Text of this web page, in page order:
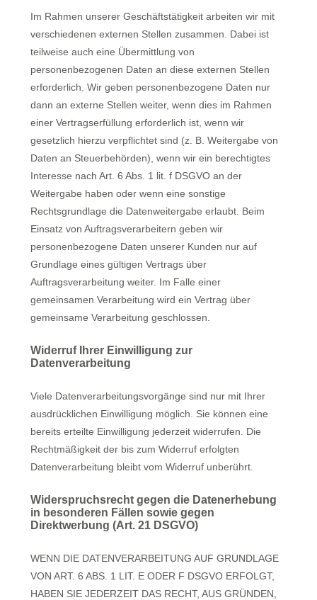
Im Rahmen unserer Geschäftstätigkeit arbeiten wir mit
verschiedenen externen Stellen zusammen. Dabei ist
teilweise auch eine Übermittlung von
personenbezogenen Daten an diese externen Stellen
erforderlich. Wir geben personenbezogene Daten nur
dann an externe Stellen weiter, wenn dies im Rahmen
einer Vertragserfüllung erforderlich ist, wenn wir
gesetzlich hierzu verpflichtet sind (z. B. Weitergabe von
Daten an Steuerbehörden), wenn wir ein berechtigtes
Interesse nach Art. 6 Abs. 1 lit. f DSGVO an der
Weitergabe haben oder wenn eine sonstige
Rechtsgrundlage die Datenweitergabe erlaubt. Beim
Einsatz von Auftragsverarbeitern geben wir
personenbezogene Daten unserer Kunden nur auf
Grundlage eines gültigen Vertrags über
Auftragsverarbeitung weiter. Im Falle einer
gemeinsamen Verarbeitung wird ein Vertrag über
gemeinsame Verarbeitung geschlossen.
Widerruf Ihrer Einwilligung zur
Datenverarbeitung
Viele Datenverarbeitungsvorgänge sind nur mit Ihrer
ausdrücklichen Einwilligung möglich. Sie können eine
bereits erteilte Einwilligung jederzeit widerrufen. Die
Rechtmäßigkeit der bis zum Widerruf erfolgten
Datenverarbeitung bleibt vom Widerruf unberührt.
Widerspruchsrecht gegen die Datenerhebung
in besonderen Fällen sowie gegen
Direktwerbung (Art. 21 DSGVO)
WENN DIE DATENVERARBEITUNG AUF GRUNDLAGE
VON ART. 6 ABS. 1 LIT. E ODER F DSGVO ERFOLGT,
HABEN SIE JEDERZEIT DAS RECHT, AUS GRÜNDEN,